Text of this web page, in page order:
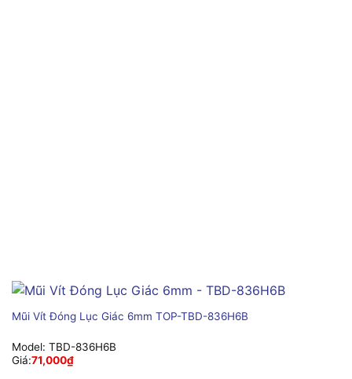
Mũi Vít Đóng Lục Giác 6mm TOP-TBD-836H6B
Model: TBD-836H6B
Giá:71,000₫